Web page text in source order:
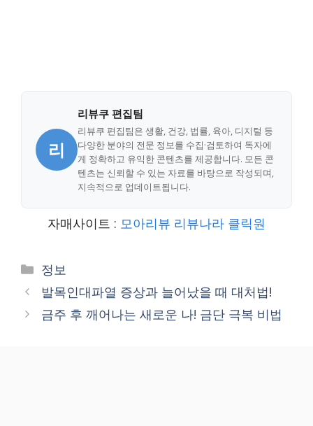
리
리뷰쿠 편집팀
리뷰쿠 편집팀은 생활, 건강, 법률, 육아, 디지털 등
다양한 분야의 전문 정보를 수집·검토하여 독자에
게 정확하고 유익한 콘텐츠를 제공합니다. 모든 콘
텐츠는 신뢰할 수 있는 자료를 바탕으로 작성되며,
지속적으로 업데이트됩니다.
자매사이트 : 모아리뷰 리뷰나라 클릭원
Categories
정보
발목인대파열 증상과 늘어났을 때 대처법!
금주 후 깨어나는 새로운 나! 금단 극복 비법